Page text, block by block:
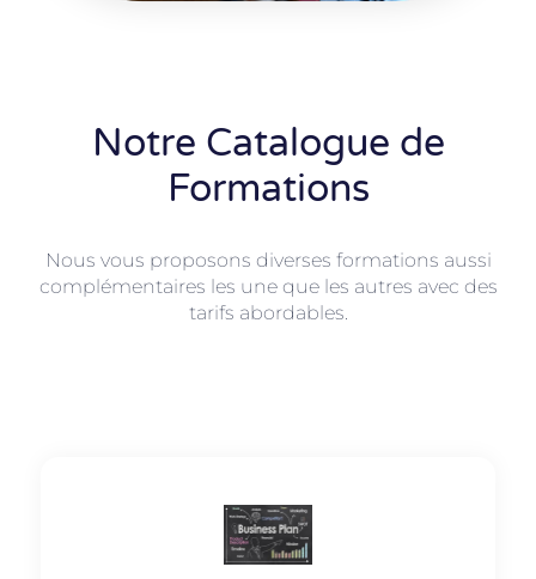
Notre Catalogue de
Formations
Nous vous proposons diverses formations aussi
complémentaires les une que les autres avec des
tarifs abordables.